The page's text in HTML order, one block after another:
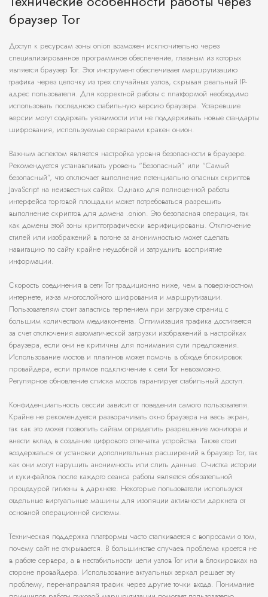
браузер Tor
Доступ к ресурсам зоны onion возможен исключительно через
специализированное программное обеспечение, главным из которых
является браузер Tor. Этот инструмент обеспечивает маршрутизацию
трафика через цепочку из трех случайных узлов, скрывая реальный IP-
адрес пользователя. Для корректной работы с платформой необходимо
использовать последнюю стабильную версию браузера. Устаревшие
версии могут содержать уязвимости или не поддерживать новые стандарты
шифрования, используемые серверами кракен онион.
Важным аспектом является настройка уровня безопасности в браузере.
Рекомендуется устанавливать уровень “Безопасный” или “Самый
безопасный”, что отключает выполнение потенциально опасных скриптов
JavaScript на неизвестных сайтах. Однако для полноценной работы
интерфейса торговой площадки может потребоваться разрешить
выполнение скриптов для домена .onion. Это безопасная операция, так
как домены этой зоны криптографически верифицированы. Отключение
стилей или изображений в погоне за анонимностью может сделать
навигацию по сайту крайне неудобной и затруднить восприятие
информации.
Скорость соединения в сети Tor традиционно ниже, чем в поверхностном
интернете, из-за многослойного шифрования и маршрутизации.
Пользователям стоит запастись терпением при загрузке страниц с
большим количеством медиаконтента. Оптимизация трафика достигается
за счет отключения автоматической загрузки изображений в настройках
браузера, если они не критичны для понимания сути предложения.
Использование мостов и плагинов может помочь в обходе блокировок
провайдера, если прямое подключение к сети Tor невозможно.
Регулярное обновление списка мостов гарантирует стабильный доступ.
Конфиденциальность сессии зависит от поведения самого пользователя.
Крайне не рекомендуется разворачивать окно браузера на весь экран,
так как это может позволить сайтам определить разрешение монитора и
внести вклад в создание цифрового отпечатка устройства. Также стоит
воздержаться от установки дополнительных расширений в браузер Tor, так
как они могут нарушить анонимность или слить данные. Очистка истории
и куки-файлов после каждого сеанса работы является обязательной
процедурой гигиены в даркнете. Некоторые пользователи используют
отдельные виртуальные машины для изоляции активности даркнета от
основной операционной системы.
Техническая поддержка платформы часто сталкивается с вопросами о том,
почему сайт не открывается. В большинстве случаев проблема кроется не
в работе сервера, а в нестабильности цепи узлов Tor или в блокировках на
стороне провайдера. Использование актуальных зеркал решает эту
проблему, перенаправляя трафик через другие точки входа. Понимание